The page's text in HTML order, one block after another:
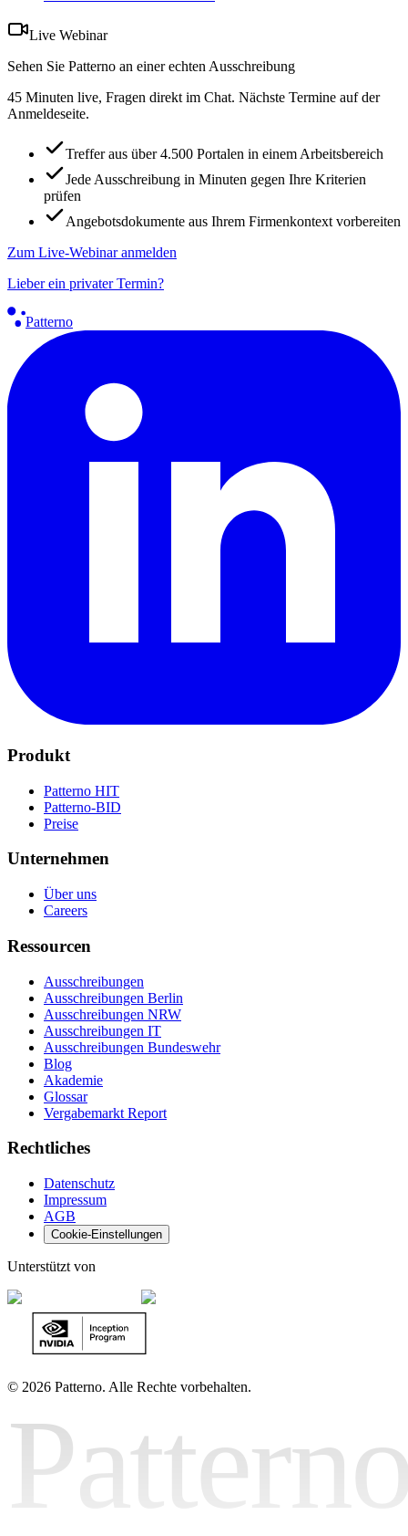
Live Webinar
Sehen Sie Patterno an einer echten Ausschreibung
45 Minuten live, Fragen direkt im Chat. Nächste Termine auf der
Anmeldeseite.
Treffer aus über 4.500 Portalen in einem Arbeitsbereich
Jede Ausschreibung in Minuten gegen Ihre Kriterien
prüfen
Angebotsdokumente aus Ihrem Firmenkontext vorbereiten
Zum Live-Webinar anmelden
Lieber ein privater Termin?
Patterno
Produkt
Patterno HIT
Patterno-BID
Preise
Unternehmen
Über uns
Careers
Ressourcen
Ausschreibungen
Ausschreibungen Berlin
Ausschreibungen NRW
Ausschreibungen IT
Ausschreibungen Bundeswehr
Blog
Akademie
Glossar
Vergabemarkt Report
Rechtliches
Datenschutz
Impressum
AGB
Cookie-Einstellungen
Unterstützt von
© 2026 Patterno. Alle Rechte vorbehalten.